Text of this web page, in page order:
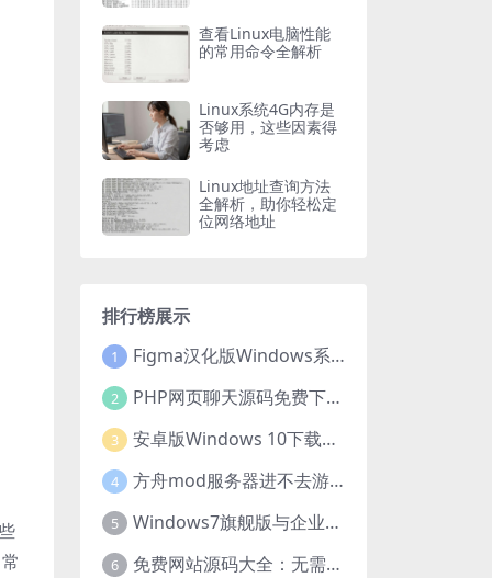
查看Linux电脑性能
的常用命令全解析
Linux系统4G内存是
否够用，这些因素得
考虑
Linux地址查询方法
全解析，助你轻松定
位网络地址
排行榜展示
1 Figma汉化版Windows系统下载安装全攻略
2 PHP网页聊天源码免费下载，开启便捷在线聊天开发之旅
3 安卓版Windows 10下载安装全攻略
4 方舟mod服务器进不去游戏？这些原因和解决办法你得知道
5 Windows7旗舰版与企业版大揭秘：差异之处全知晓
6 免费网站源码大全：无需下载，海量资源轻松获取